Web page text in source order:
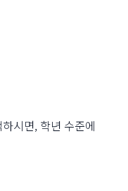
시면, 학년 수준에